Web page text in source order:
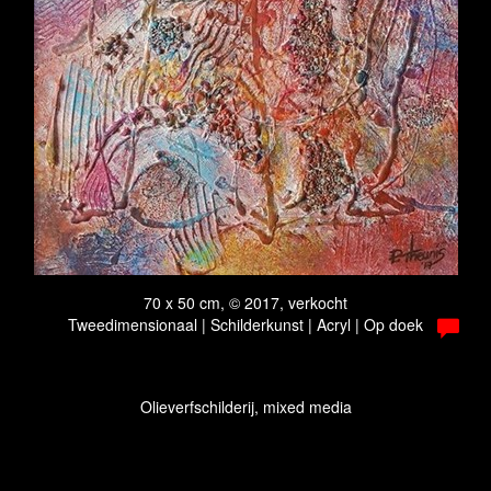
70 x 50 cm, © 2017, verkocht
Tweedimensionaal | Schilderkunst | Acryl | Op doek
Olieverfschilderij, mixed media